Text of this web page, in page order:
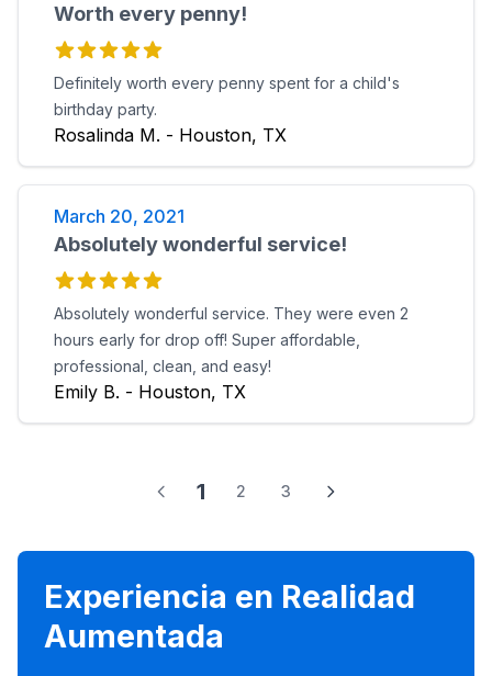
Worth every penny!
Definitely worth every penny spent for a child's
birthday party.
Rosalinda M. - Houston, TX
March 20, 2021
Absolutely wonderful service!
Absolutely wonderful service. They were even 2
hours early for drop off! Super affordable,
professional, clean, and easy!
Emily B. - Houston, TX
1 2 3
Experiencia en Realidad
Aumentada